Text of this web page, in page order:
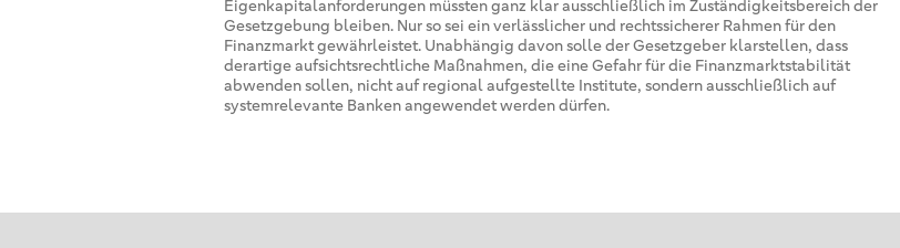
Eigenkapitalanforderungen müssten ganz klar ausschließlich im Zuständigkeitsbereich der
Gesetzgebung bleiben. Nur so sei ein verlässlicher und rechtssicherer Rahmen für den
Finanzmarkt gewährleistet. Unabhängig davon solle der Gesetzgeber klarstellen, dass
derartige aufsichtsrechtliche Maßnahmen, die eine Gefahr für die Finanzmarktstabilität
abwenden sollen, nicht auf regional aufgestellte Institute, sondern ausschließlich auf
systemrelevante Banken angewendet werden dürfen.